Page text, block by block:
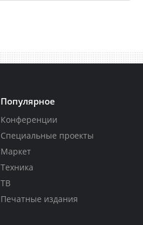
Популярное
Конференции
Специальные проекты
Маркет
Техника
ТВ
Печатные издания